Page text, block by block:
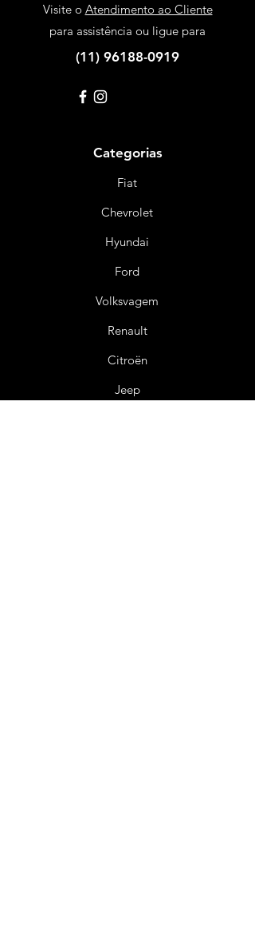
Visite o Atendimento ao Cliente
para assistência ou ligue para
(11) 96188-0919
Categorias
Fiat
Chevrolet
Hyundai
Ford
Volksvagem
Renault
Citroën
Jeep